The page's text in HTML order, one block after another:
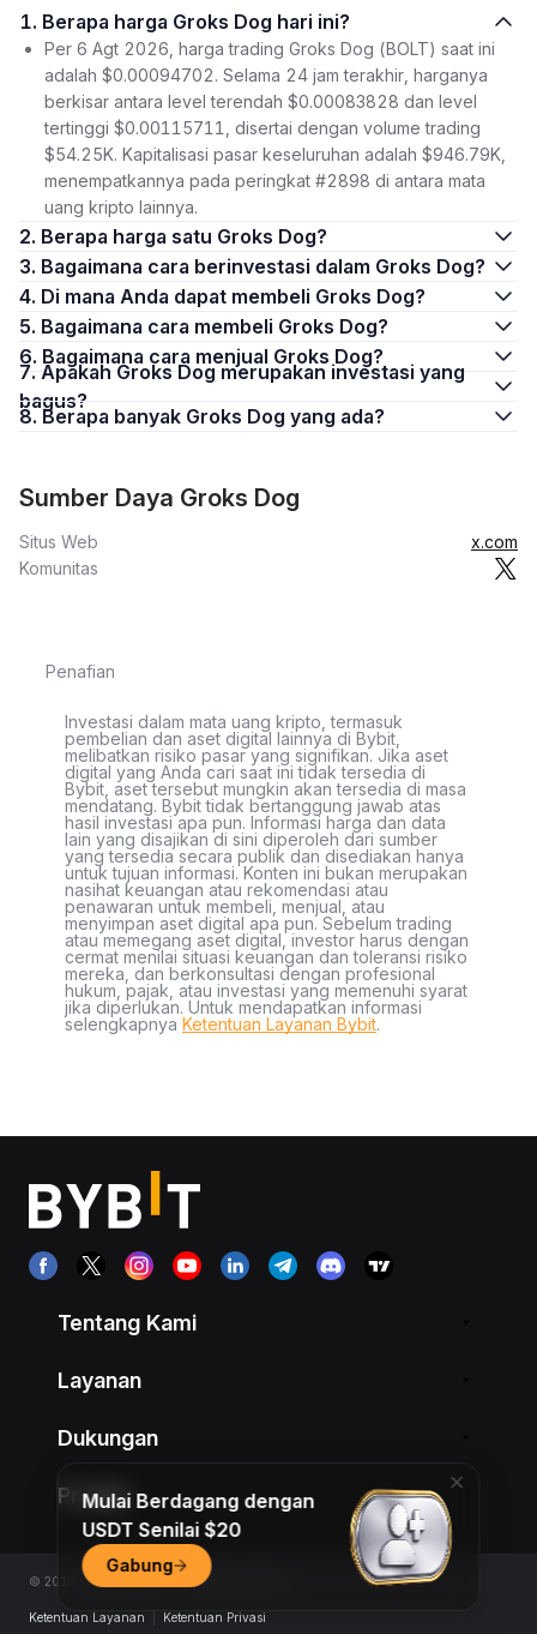
1. Berapa harga Groks Dog hari ini?
Per 6 Agt 2026, harga trading Groks Dog (BOLT) saat ini
adalah $0.00094702. Selama 24 jam terakhir, harganya
berkisar antara level terendah $0.00083828 dan level
tertinggi $0.00115711, disertai dengan volume trading
$54.25K. Kapitalisasi pasar keseluruhan adalah $946.79K,
menempatkannya pada peringkat #2898 di antara mata
uang kripto lainnya.
2. Berapa harga satu Groks Dog?
3. Bagaimana cara berinvestasi dalam Groks Dog?
4. Di mana Anda dapat membeli Groks Dog?
5. Bagaimana cara membeli Groks Dog?
6. Bagaimana cara menjual Groks Dog?
7. Apakah Groks Dog merupakan investasi yang
bagus?
8. Berapa banyak Groks Dog yang ada?
Sumber Daya Groks Dog
Situs Web
x.com
Komunitas
Penafian
Investasi dalam mata uang kripto, termasuk
pembelian dan aset digital lainnya di Bybit,
melibatkan risiko pasar yang signifikan. Jika aset
digital yang Anda cari saat ini tidak tersedia di
Bybit, aset tersebut mungkin akan tersedia di masa
mendatang. Bybit tidak bertanggung jawab atas
hasil investasi apa pun. Informasi harga dan data
lain yang disajikan di sini diperoleh dari sumber
yang tersedia secara publik dan disediakan hanya
untuk tujuan informasi. Konten ini bukan merupakan
nasihat keuangan atau rekomendasi atau
penawaran untuk membeli, menjual, atau
menyimpan aset digital apa pun. Sebelum trading
atau memegang aset digital, investor harus dengan
cermat menilai situasi keuangan dan toleransi risiko
mereka, dan berkonsultasi dengan profesional
hukum, pajak, atau investasi yang memenuhi syarat
jika diperlukan. Untuk mendapatkan informasi
selengkapnya Ketentuan Layanan Bybit.
Tentang Kami
Layanan
Dukungan
Produk
© 2018-2026 Bybit.com. All rights reserved.
Ketentuan Layanan Ketentuan Privasi
Mulai Berdagang dengan
USDT Senilai $20
Gabung